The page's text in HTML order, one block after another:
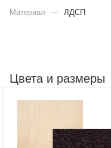
Материал — ЛДСП
Цвета и размеры